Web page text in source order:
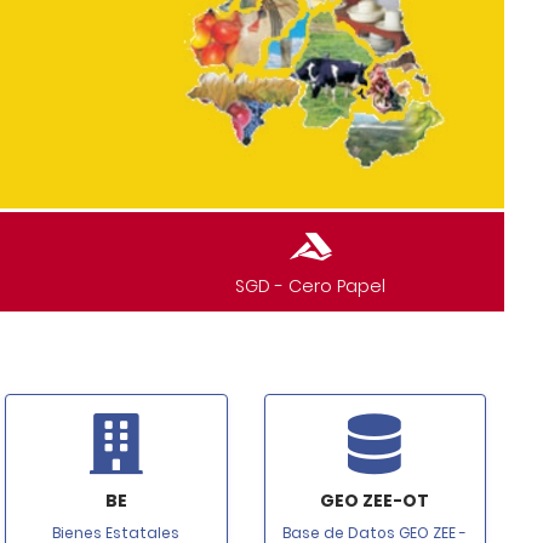
SGD - Cero Papel
BE
Bienes Estatales
GEO ZEE-OT
Base de Datos GEO ZEE -